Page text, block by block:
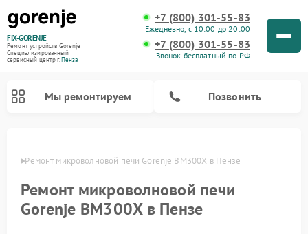
FIX-GORENJE
Ремонт устройств Gorenje
Специализированный
cервисный центр г.Пенза
+7 (800) 301-55-83
Ежедневно, с 10:00 до 20:00
+7 (800) 301-55-83
Звонок бесплатный по РФ
Мы ремонтируем Позвонить
Ремонт микроволновой печи Gorenje BM300X в Пензе
Ремонт микроволновой печи
Gorenje BM300X в Пензе